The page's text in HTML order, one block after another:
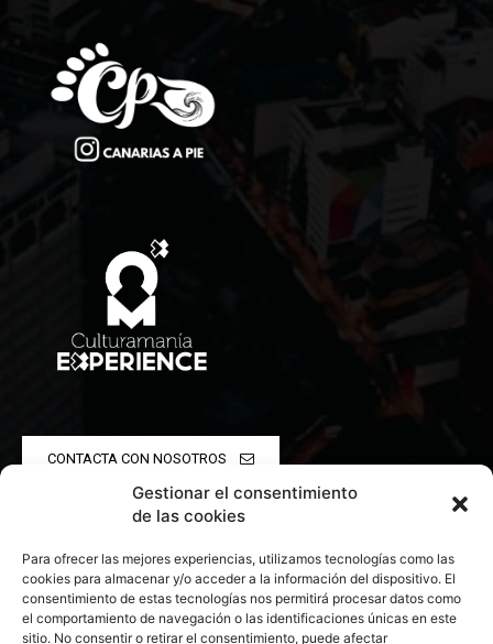
Gestionar el consentimiento
de las cookies
Para ofrecer las mejores experiencias, utilizamos tecnologías como las
cookies para almacenar y/o acceder a la información del dispositivo. El
consentimiento de estas tecnologías nos permitirá procesar datos como
el comportamiento de navegación o las identificaciones únicas en este
sitio. No consentir o retirar el consentimiento, puede afectar
CONTACTA CON NOSOTROS
POLÍTICA DE PRIVACIDAD
POLÍTICA DE COOKIES